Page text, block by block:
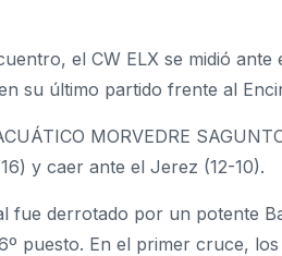
el CW ELX se midió
su último partido frente al
MORVEDRE
y caer ante el Jerez (12-10).
fue derrotado por un potente
puesto. En el primer cruce,